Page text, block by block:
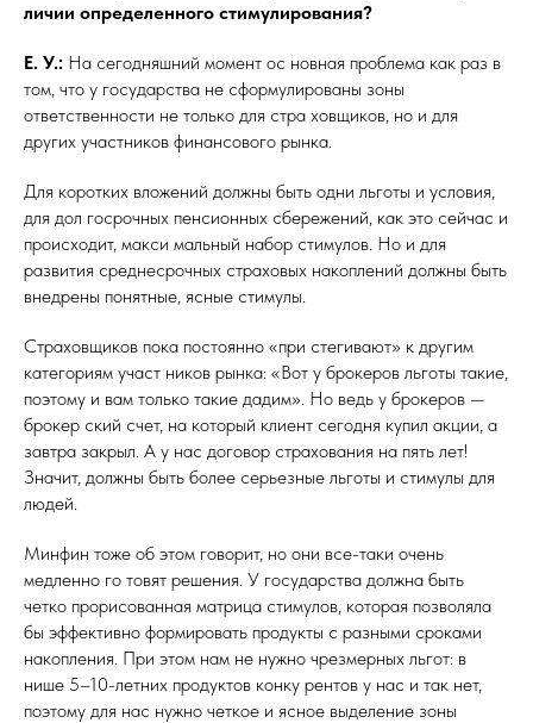
личии определенного стимулирования?
Е. У.: На сегодняшний момент ос новная проблема как раз в
том, что у государства не сформулированы зоны
ответственности не только для стра ховщиков, но и для
других участников финансового рынка.
Для коротких вложений должны быть одни льготы и условия,
для дол госрочных пенсионных сбережений, как это сейчас и
происходит, макси мальный набор стимулов. Но и для
развития среднесрочных страховых накоплений должны быть
внедрены понятные, ясные стимулы.
Страховщиков пока постоянно «при стегивают» к другим
категориям участ ников рынка: «Вот у брокеров льготы такие,
поэтому и вам только такие дадим». Но ведь у брокеров —
брокер ский счет, на который клиент сегодня купил акции, а
завтра закрыл. А у нас договор страхования на пять лет!
Значит, должны быть более серьезные льготы и стимулы для
людей.
Минфин тоже об этом говорит, но они все-таки очень
медленно го товят решения. У государства должна быть
четко прорисованная матрица стимулов, которая позволяла
бы эффективно формировать продукты с разными сроками
накопления. При этом нам не нужно чрезмерных льгот: в
нише 5–10-летних продуктов конку рентов у нас и так нет,
поэтому для нас нужно четкое и ясное выделение зоны